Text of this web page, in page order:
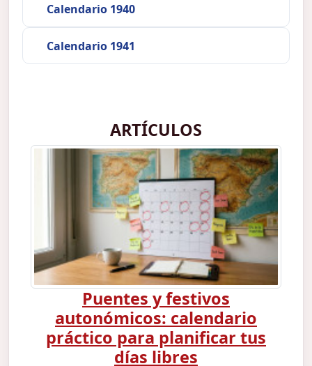
Calendario 1940
Calendario 1941
ARTÍCULOS
Puentes y festivos
autonómicos: calendario
práctico para planificar tus
días libres